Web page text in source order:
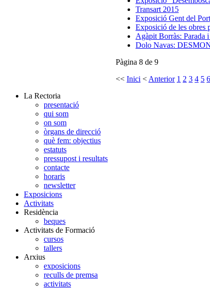
Transart 2015
Exposició Gent del
Exposició de les obres
Agàpit Borràs: Parada
Dolo Navas:
Pàgina 8 de 9
<< Inici < Anterior 1 2 3 4 5 6
La Rectoria
presentació
qui som
on som
òrgans de direcció
què fem: objectius
estatuts
pressupost i resultats
contacte
horaris
newsletter
Exposicions
Activitats
Residència
beques
Activitats de Formació
cursos
tallers
Arxius
exposicions
reculls de premsa
activitats